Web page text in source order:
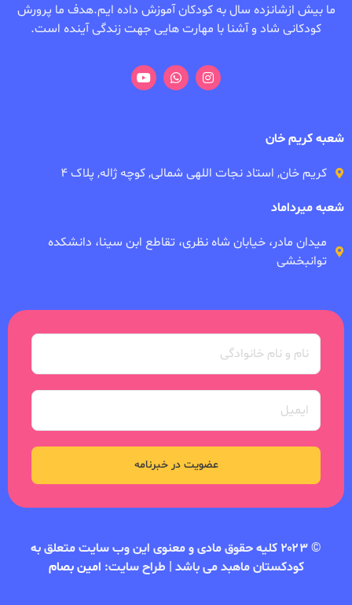
ما بیش ازشانزده سال به کودکان آموزش داده ایم.هدف ما پرورش
کودکانی شاد و آشنا با مهارت هایی جهت زندگی آینده است.
شعبه کریم خان
کریم خان, استاد نجات اللهی شمالی, کوچه ژاله, پلاک ۴
شعبه میرداماد
میدان مادر، خیابان شاه نظری، تقاطع ابن سینا، دانشکده
توانبخشی
عضویت در خبرنامه
© ۲۰۲۳ کلیه حقوق مادی و معنوی این وب سایت متعلق به
کودکستان ماهبد می باشد | طراح سایت: امین بصام